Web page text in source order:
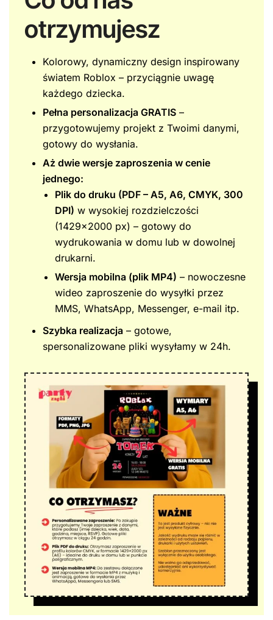
otrzymujesz
Kolorowy, dynamiczny design inspirowany
światem Roblox – przyciągnie uwagę
każdego dziecka.
Pełna personalizacja GRATIS –
przygotowujemy projekt z Twoimi danymi,
gotowy do wysłania.
Aż dwie wersje zaproszenia w cenie
jednego:
Plik do druku (PDF – A5, A6, CMYK, 300
DPI) w wysokiej rozdzielczości
(1429×2000 px) – gotowy do
wydrukowania w domu lub w dowolnej
drukarni.
Wersja mobilna (plik MP4) – nowoczesne
wideo zaproszenie do wysyłki przez
MMS, WhatsApp, Messenger, e-mail itp.
Szybka realizacja – gotowe,
spersonalizowane pliki wysyłamy w 24h.